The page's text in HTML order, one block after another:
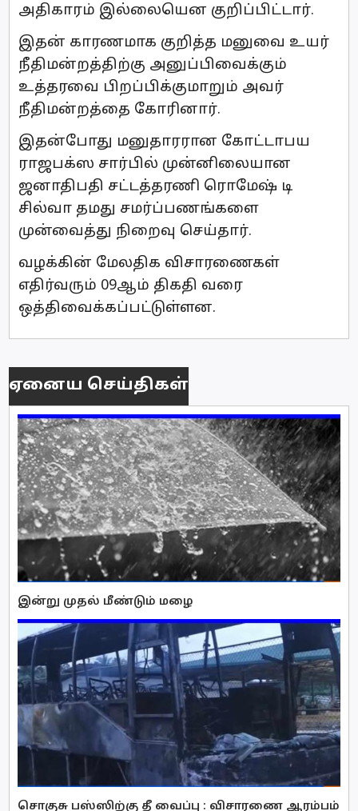
அதிகாரம் இல்லையென குறிப்பிட்டார்.
இதன் காரணமாக குறித்த மனுவை உயர்
நீதிமன்றத்திற்கு அனுப்பிவைக்கும்
உத்தரவை பிறப்பிக்குமாறும் அவர்
நீதிமன்றத்தை கோரினார்.
இதன்போது மனுதாரரான கோட்டாபய
ராஜபக்ஸ சார்பில் முன்னிலையான
ஜனாதிபதி சட்டத்தரணி ரொமேஷ் டி
சில்வா தமது சமர்ப்பணங்களை
முன்வைத்து நிறைவு செய்தார்.
வழக்கின் மேலதிக விசாரணைகள்
எதிர்வரும் 09ஆம் திகதி வரை
ஒத்திவைக்கப்பட்டுள்ளன.
ஏனைய செய்திகள்
இன்று முதல் மீண்டும் மழை
சொகுசு பஸ்ஸிற்கு தீ வைப்பு : விசாரணை ஆரம்பம்